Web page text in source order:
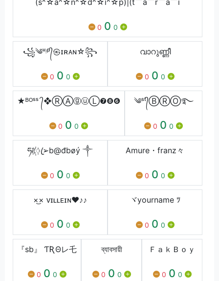
0 0 0
꧁༄ᵛᵎᵖ᭄㉿ɪʀᴀɴ☆꧂
0 0 0
വാറുണ്ണീ
0 0 0
★ᴮᴼˢˢ ᭄❖ⓇⒶⓖⓤⓁ❼❽❻
0 0 0
༄ˢᵗ᭄ⒷⓇⓄ࿐
0 0 0
ཧᜰ꙰ꦿ➢b@đbøý ༒
0 0 0
Amure・franz々
0 0 0
×͜× ᴠɪʟʟᴇɪɴ❤♪♪
0 0 0
ヾyourname ﾂ
0 0 0
『sb』 ƬƦΘレ乇
0 0 0
ব্যাবসায়ী
0 0 0
ＦａｋＢｏｙ
0 0 0